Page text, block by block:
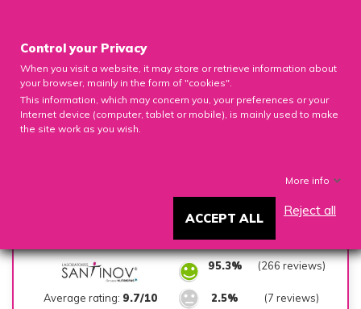
0
95.3% (266 reviews)
Average rating: 9.7/10 2.5% (7 reviews)
Control your Privacy
When you visit a website, it may store or retrieve information about
your browser, mainly in the form of "cookies".
This information, which may concern you, your preferences or your
Internet device (computer, tablet or mobile), is mainly used to make
the site work as you wish.
More info
ACCEPT ALL
Reject all